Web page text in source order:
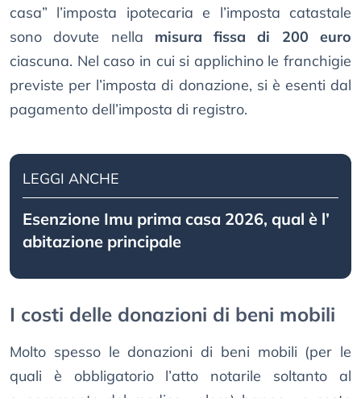
casa” l’imposta ipotecaria e l’imposta catastale
sono dovute nella misura fissa di 200 euro
ciascuna. Nel caso in cui si applichino le franchigie
previste per l’imposta di donazione, si è esenti dal
pagamento dell’imposta di registro.
LEGGI ANCHE
Esenzione Imu prima casa 2026, qual è l’
abitazione principale
I costi delle donazioni di beni mobili
Molto spesso le donazioni di beni mobili (per le
quali è obbligatorio l’atto notarile soltanto al